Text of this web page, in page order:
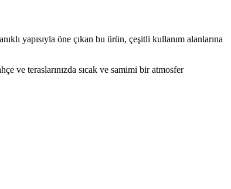
yapısıyla öne çıkan bu ürün, çeşitli kullanım alanlarına
ve teraslarınızda sıcak ve samimi bir atmosfer